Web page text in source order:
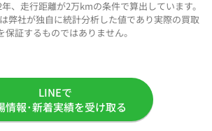
、走行距離が2万kmの条件で算出しています。
弊社が独自に統計分析した値であり実際の買取
保証するものではありません。
LINEで
情報･新着実績を受け取る